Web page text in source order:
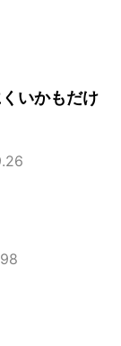
いかもだけ